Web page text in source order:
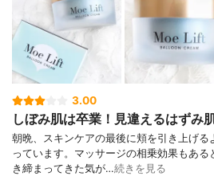
3.00
しぼみ肌は卒業！見違えるはずみ
朝晩、スキンケアの最後に頬を引き上げる
っています。マッサージの相乗効果もある
き締まってきた気が…続きを見る